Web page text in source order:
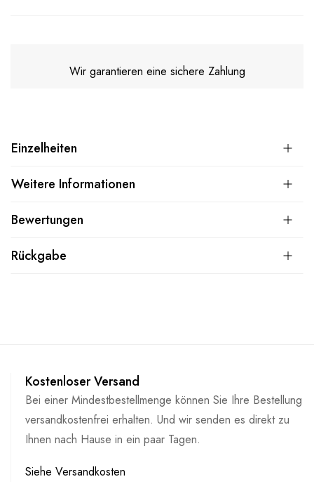
Wir garantieren eine sichere Zahlung
Einzelheiten
Weitere Informationen
Bewertungen
Rückgabe
Kostenloser Versand
Bei einer Mindestbestellmenge können Sie Ihre Bestellung
versandkostenfrei erhalten. Und wir senden es direkt zu
Ihnen nach Hause in ein paar Tagen.
Siehe Versandkosten